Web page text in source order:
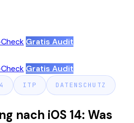
Gratis Audit
Gratis Audit
ITP DATENSCHUTZ
nach iOS 14: Was